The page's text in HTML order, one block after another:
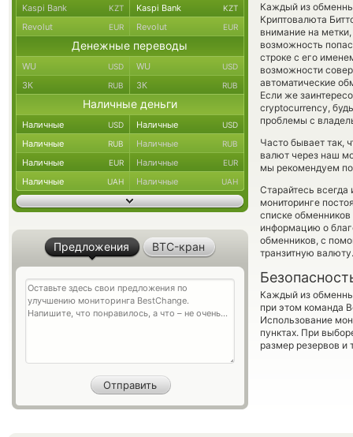
Каждый из
Криптовалюта
внимание на
возможность
строке с его
возможности
автоматические
Если же
cryptocurrency,
проблемы с
Часто бывает так,
валют через наш
мы рекомендуем
Старайтесь всегда
мониторинге
списке
информацию о
обменников, с
транзитную валюту.
Каждый из
при этом команда
Использование
пунктах. При
размер резервов и
Kaspi Bank KZT Kaspi Bank KZT
Revolut EUR Revolut EUR
Денежные переводы
WU USD WU USD
ЗК RUB ЗК RUB
Наличные деньги
Наличные USD Наличные USD
Наличные RUB Наличные RUB
Наличные EUR Наличные EUR
Наличные UAH Наличные UAH
Предложения BTC-кран